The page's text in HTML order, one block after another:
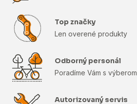
Top značky
Len overené produkty
Odborný personál
Poradíme Vám s výberom
Autorizovaný servis